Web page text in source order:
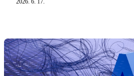
격 정책, GPT-5.5와의 비교를 다룹니다.
2026. 6. 17.